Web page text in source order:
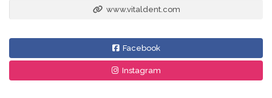
www.vitaldent.com
Facebook
Instagram